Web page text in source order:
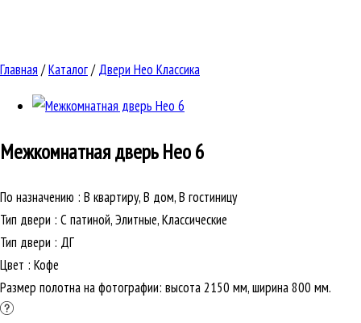
Главная /Каталог/Двери Нео Классика
Межкомнатная дверь Нео 6
По назначению : В квартиру, В дом, В гостиницу
Тип двери : С патиной, Элитные, Классические
Тип двери : ДГ
Цвет : Кофе
Размер полотна на фотографии: высота 2150 мм, ширина 800 мм.